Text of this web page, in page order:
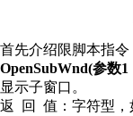
首先介绍限脚本指令
OpenSubWnd(参数
显示子窗口。
返
回 值：字符型，